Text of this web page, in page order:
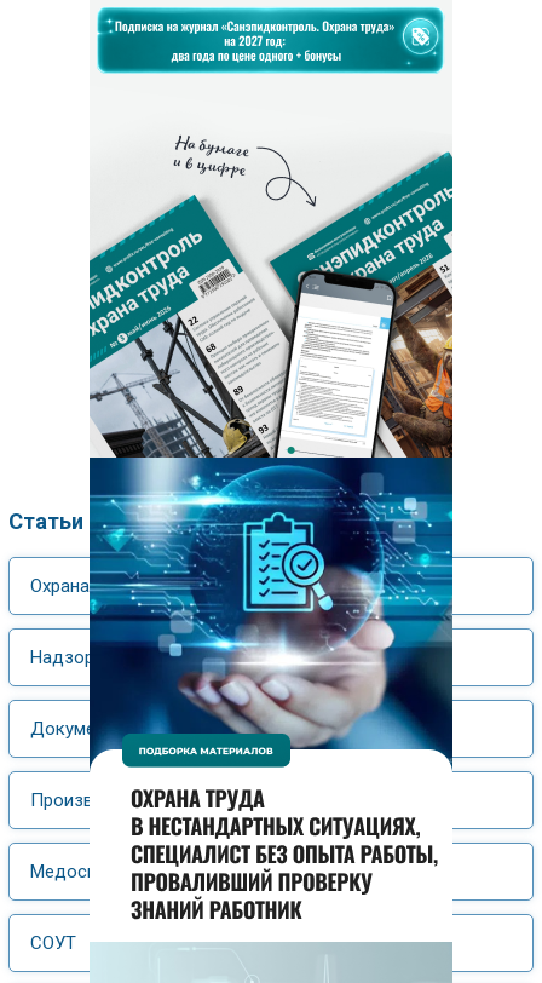
Статьи по рубрикам
Охрана труда
Надзор и контроль
Документооборот
Производственный контроль
Медосмотры
СОУТ